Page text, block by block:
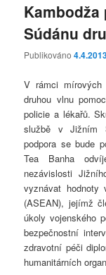
Súdánu
Publikováno
V rámci mírových
druhou vlnu
policie a lékařů.
službě v Jižním
podpora se bude
Tea Banha
nezávislosti
vyznávat hodnoty
(ASEAN), jejímž
úkoly vojenského
bezpečnostní
zdravotní péči
humanitárních